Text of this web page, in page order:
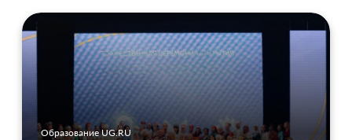
Образование UG.RU